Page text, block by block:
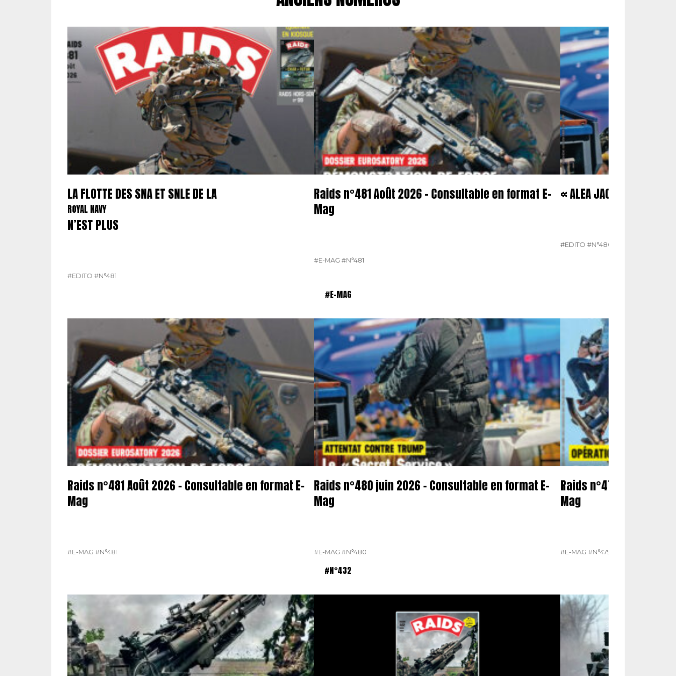
LA FLOTTE DES SNA ET SNLE DE LA
ROYAL NAVY
N’EST PLUS
#EDITO #N°481
Raids n°481 Août 2026 – Consultable en format E-
Mag
#E-MAG #N°481
« ALEA JACTA EST »
#EDITO #N°480
#E-MAG
Raids n°481 Août 2026 – Consultable en format E-
Mag
#E-MAG #N°481
Raids n°480 juin 2026 – Consultable en format E-
Mag
#E-MAG #N°480
Raids n°479 Juin 2026
Mag
#E-MAG #N°479
#N°432